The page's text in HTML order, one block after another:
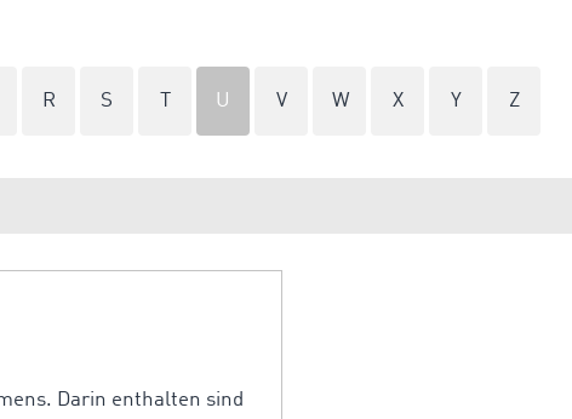
R S U V W X Y Z
Darin enthalten sind